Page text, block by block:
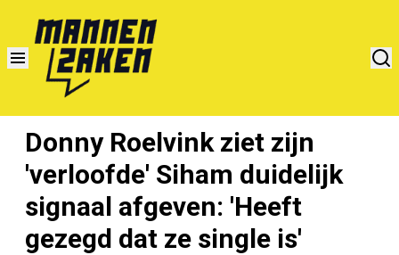
Donny Roelvink ziet zijn
'verloofde' Siham duidelijk
signaal afgeven: 'Heeft
gezegd dat ze single is'